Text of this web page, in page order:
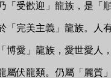
「受歡迎」龍族，是
「完美主義」龍族。
博愛」龍族，愛世愛人
屬伏龍類。仍屬「麗